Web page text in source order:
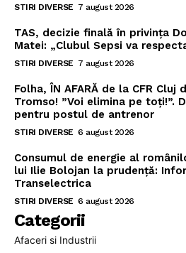
STIRI DIVERSE 7 august 2026
TAS, decizie finală în privința
Matei: „Clubul Sepsi va
STIRI DIVERSE 7 august 2026
Folha, ÎN AFARĂ de la CFR Cluj
Tromso! ”Voi elimina pe toți!”.
pentru postul de antrenor
STIRI DIVERSE 6 august 2026
Consumul de energie al
lui Ilie Bolojan la prudență:
Transelectrica
STIRI DIVERSE 6 august 2026
Categorii
Afaceri si Industrii